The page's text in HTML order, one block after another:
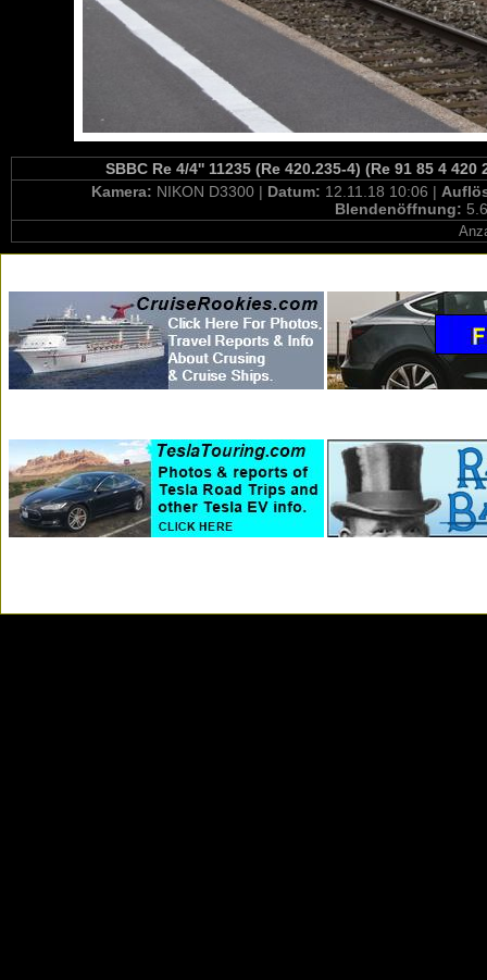
SBBC Re 4/4'' 11235 (Re 420.235-4) (Re 91 85 4
Kamera: NIKON D3300 | Datum: 12.11.18 10:06 |
Blendenöffnung: